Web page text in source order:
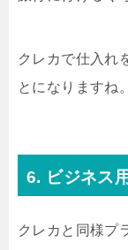
クレカで仕入れ
とになりますね。
6. ビジネス
クレカと同様プ